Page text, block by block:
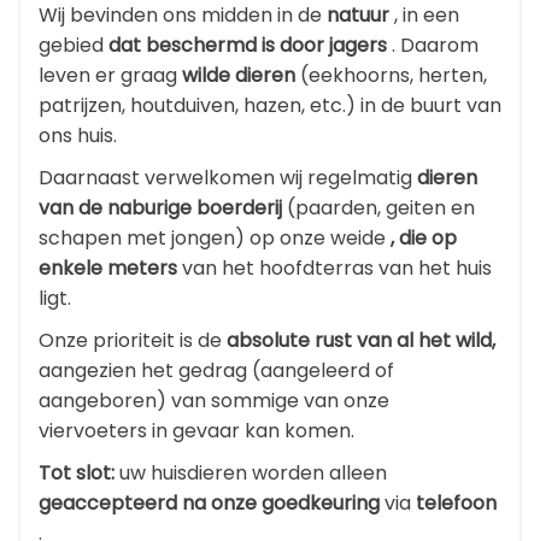
Wij bevinden ons midden in de natuur, in een
gebieddat beschermd is door jagers. Daarom
leven er graagwilde dieren (eekhoorns, herten,
patrijzen, houtduiven, hazen, etc.) in de buurt van
ons huis.
Daarnaast verwelkomen wij regelmatigdieren
van de naburige boerderij (paarden, geiten en
schapen met jongen) op onze weide , die op
enkele metersvan het hoofdterras van het huis
ligt.
Onze prioriteit is de absolute rust van al het wild,
aangezien het gedrag (aangeleerd of
aangeboren) van sommige van onze
viervoeters in gevaar kan komen.
Tot slot:uw huisdieren worden alleen
geaccepteerd na onze goedkeuringvia telefoon
.